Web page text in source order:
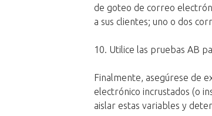
de goteo de correo
a sus clientes; uno o dos
10. Utilice las pruebas AB
Finalmente, asegúrese de
electrónico incrustados (o
aislar estas variables y